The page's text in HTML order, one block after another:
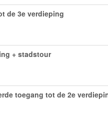
de 3e verdieping
+ stadstour
toegang tot de 2e